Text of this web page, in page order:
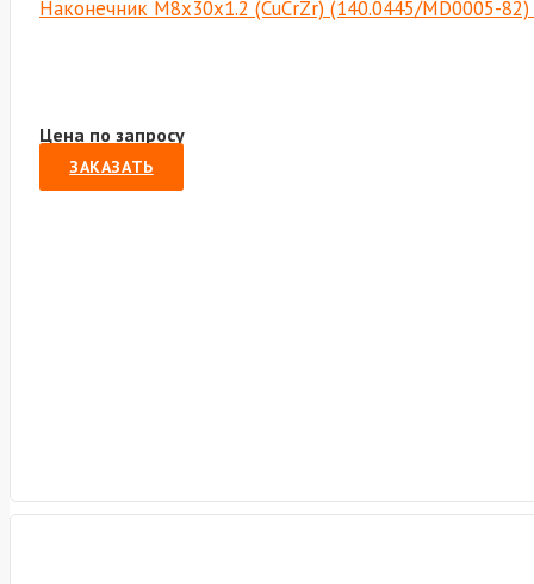
Наконечник М8х30х1.2 (CuCrZr) (140.0445/MD0005-82)
Цена по запросу
ЗАКАЗАТЬ